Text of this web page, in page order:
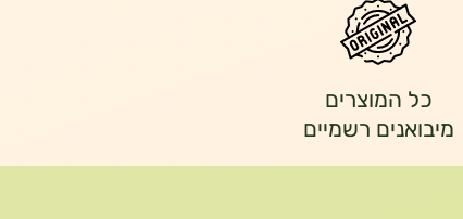
כל המוצרים
מיבואנים רשמיים